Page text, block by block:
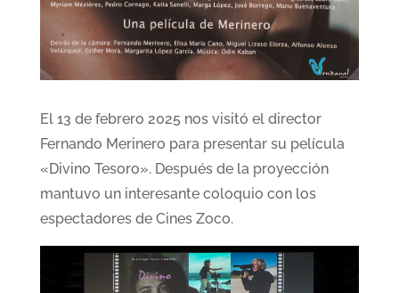
El 13 de febrero 2025 nos visitó el director
Fernando Merinero para presentar su película
«Divino Tesoro». Después de la proyección
mantuvo un interesante coloquio con los
espectadores de Cines Zoco.